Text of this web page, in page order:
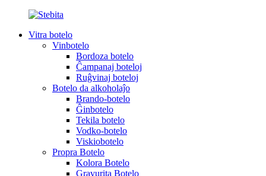
Vitra botelo
Vinbotelo
Bordoza botelo
Ĉampanaj boteloj
Ruĝvinaj boteloj
Botelo da alkoholaĵo
Brando-botelo
Ĝinbotelo
Tekila botelo
Vodko-botelo
Viskiobotelo
Propra Botelo
Kolora Botelo
Gravurita Botelo